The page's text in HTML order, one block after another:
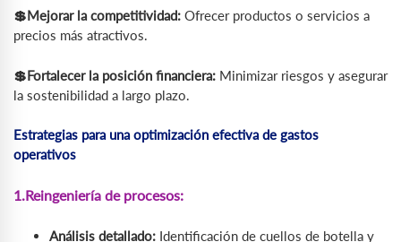
💲Mejorar la competitividad: Ofrecer productos o servicios a
precios más atractivos.
💲Fortalecer la posición financiera: Minimizar riesgos y asegurar
la sostenibilidad a largo plazo.
Estrategias para una optimización efectiva de gastos
operativos
1.Reingeniería de procesos:
Análisis detallado: Identificación de cuellos de botella y